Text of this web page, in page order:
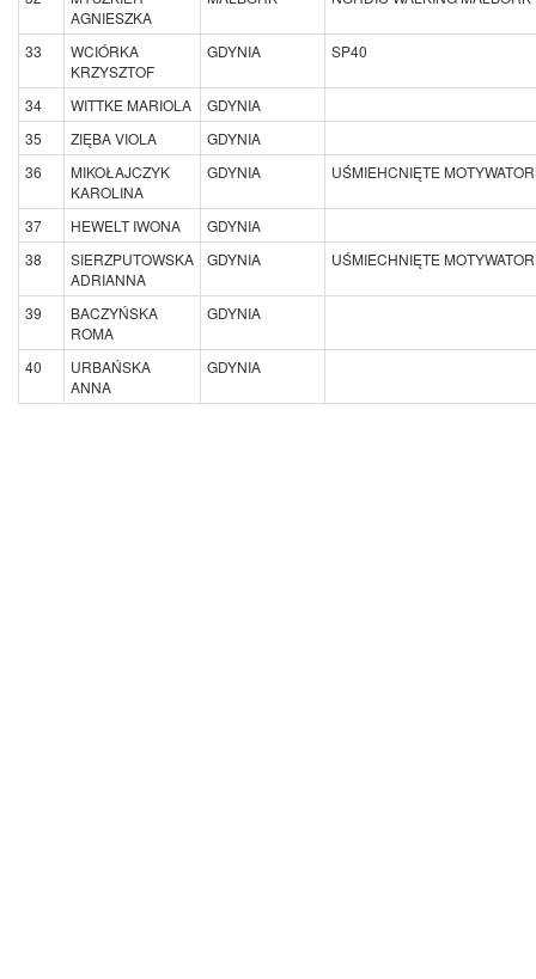
AGNIESZKA
33
WCIÓRKA
KRZYSZTOF
GDYNIA SP40
34 WITTKE MARIOLA
GDYNIA
35
ZIĘBA VIOLA
GDYNIA
36
MIKOŁAJCZYK
KAROLINA
GDYNIA UŚMIEHCNIĘTE
37 HEWELT IWONA
GDYNIA
38
SIERZPUTOWSKA
ADRIANNA
GDYNIA UŚMIECHNIĘTE
39
BACZYŃSKA
ROMA
GDYNIA
40
URBAŃSKA
ANNA
GDYNIA